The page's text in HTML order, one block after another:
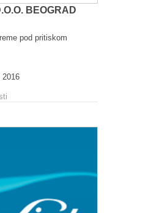
BEOGRAD
pod pritiskom
2016